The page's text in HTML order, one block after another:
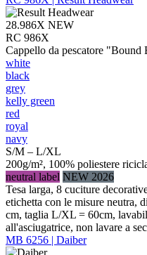
28.986X NEW
RC 986X
Cappello da pescatore "Bound
white
black
grey
kelly green
red
royal
navy
S/M – L/XL
200g/m², 100% poliestere
neutral label NEW 2026
Tesa larga, 8 cuciture
etichetta con le misure neutra,
cm, taglia L/XL = 60cm,
all'asciugatrice, non lavare a
MB 6256 | Daiber